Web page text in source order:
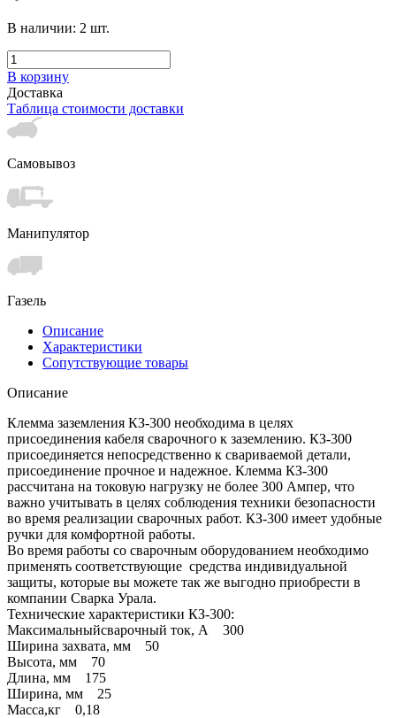
В наличии: 2 шт.
В корзину
Доставка
Таблица стоимости доставки
Самовывоз
Манипулятор
Газель
Описание
Характеристики
Сопутствующие товары
Описание
Клемма заземления КЗ-300 необходима в целях
присоединения кабеля сварочного к заземлению. КЗ-300
присоединяется непосредственно к свариваемой детали,
присоединение прочное и надежное. Клемма КЗ-300
рассчитана на токовую нагрузку не более 300 Ампер, что
важно учитывать в целях соблюдения техники безопасности
во время реализации сварочных работ. КЗ-300 имеет удобные
ручки для комфортной работы.
Во время работы со сварочным оборудованием необходимо
применять соответствующие средства индивидуальной
защиты, которые вы можете так же выгодно приобрести в
компании Сварка Урала.
Технические характеристики КЗ-300:
Максимальныйсварочный ток, А 300
Ширина захвата, мм 50
Высота, мм 70
Длина, мм 175
Ширина, мм 25
Масса,кг 0,18